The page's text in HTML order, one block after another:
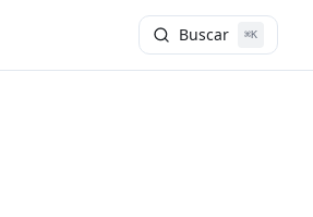
Buscar ⌘K